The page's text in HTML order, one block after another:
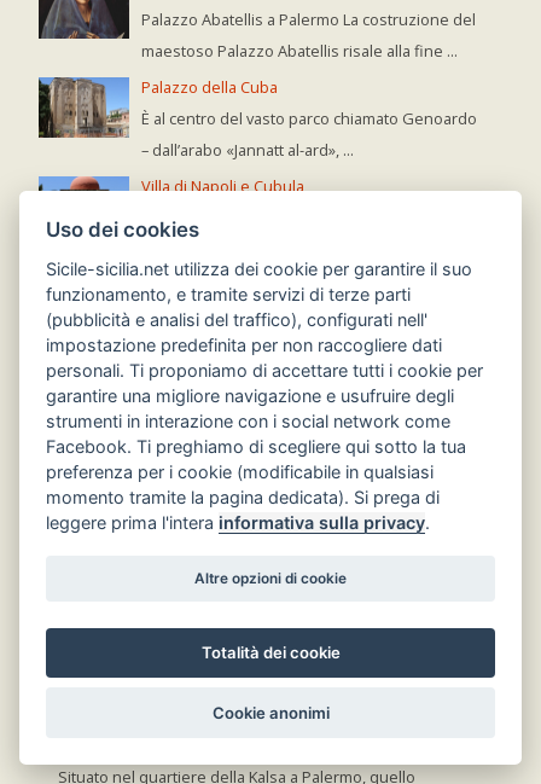
Palazzo Abatellis a Palermo La costruzione del
maestoso Palazzo Abatellis risale alla fine ...
Palazzo della Cuba
È al centro del vasto parco chiamato Genoardo
– dall’arabo «Jannatt al-ard», ...
Villa di Napoli e Cubula
Cubula e Parco Genoardo L’edificio della
della ...
Palazzo Pretorio a Palermo
Il Palazzo Pretorio, o Palazzo delle Aquile, è la
sede del comune ...
Palazzo Gangi Valguarnera a Palermo
Il Palazzo Gangi Valguarnera è un prestigioso
palazzo palermitano costruito da Andrea ...
Palazzo Galletti a Palermo
Galletti, acquistato dal marchese di ...
Situato all’interno del Parco della Favorita sul
Monte Pellegrino, l’intrigante Palazzina cinese
Situato nel quartiere della Kalsa a Palermo, quello
Uso dei cookies
Sicile-sicilia.net utilizza dei cookie per garantire il suo
funzionamento, e tramite servizi di terze parti
(pubblicità e analisi del traffico), configurati nell'
impostazione predefinita per non raccogliere dati
personali. Ti proponiamo di accettare tutti i cookie per
garantire una migliore navigazione e usufruire degli
strumenti in interazione con i social network come
Facebook. Ti preghiamo di scegliere qui sotto la tua
preferenza per i cookie (modificabile in qualsiasi
momento tramite la pagina dedicata). Si prega di
leggere prima l'intera informativa sulla privacy.
Altre opzioni di cookie
Totalità dei cookie
Cookie anonimi